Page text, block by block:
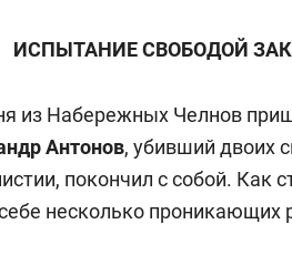
ИСПЫТАНИЕ СВОБОДОЙ
из Набережных Челнов
Антонов, убивший двоих
покончил с собой. Как
несколько